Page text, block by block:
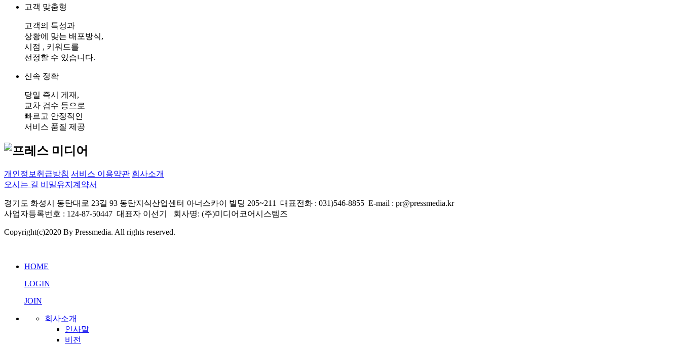
고객 맞춤형
고객의 특성과
상황에 맞는 배포방식,
시점 , 키워드를
선정할 수 있습니다.
신속 정확
당일 즉시 게재,
교차 검수 등으로
빠르고 안정적인
서비스 품질 제공
개인정보취급방침 서비스 이용약관 회사소개
오시는 길 비밀유지계약서
경기도 화성시 동탄대로 23길 93 동탄지식산업센터 아너스카이 빌딩 205~211 대표전화 : 031)546-8855 E-mail : pr@pressmedia.kr
사업자등록번호 : 124-87-50447 대표자 이선기 회사명: (주)미디어코어시스템즈
Copyright(c)2020 By Pressmedia. All rights reserved.
HOME
LOGIN
JOIN
회사소개
인사말
비전